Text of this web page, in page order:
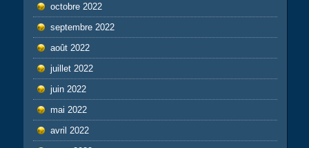
octobre 2022
septembre 2022
août 2022
juillet 2022
juin 2022
mai 2022
avril 2022